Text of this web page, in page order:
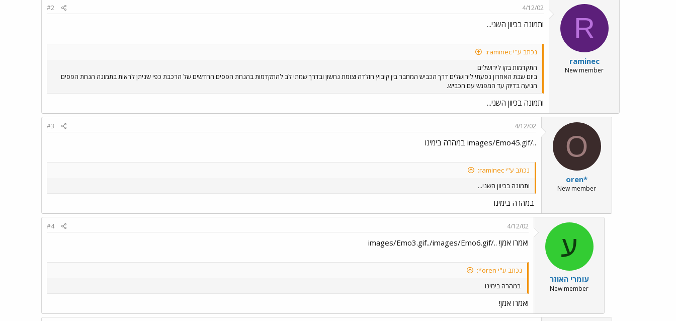
R
raminec
New member
4/12/02
#2
ותמונה בכיוון השני...
נכתב ע"י raminec:
התקדמות בקו לירושלים
ביום שבת האחרון נסעתי לירושלים דרך הכביש המחבר בין קיבוץ חולדה וצומת נחשון ובדרך שמתי לב להתקדמות בהנחת הפסים החדשים של הרכבת כפי שניתן לראות בתמונה הנחת הפסים
הגיעה בדיוק עד המפגש עם הכביש.
ותמונה בכיוון השני...
O
oren*
New member
4/12/02
#3
../images/Emo45.gif במהרה בימינו
נכתב ע"י raminec:
ותמונה בכיוון השני...
במהרה בימינו
ע
עומרי האוזר
New member
4/12/02
#4
ואמרו אמן! ../images/Emo3.gif../images/Emo6.gif
נכתב ע"י oren*:
במהרה בימינו
ואמרו אמן!